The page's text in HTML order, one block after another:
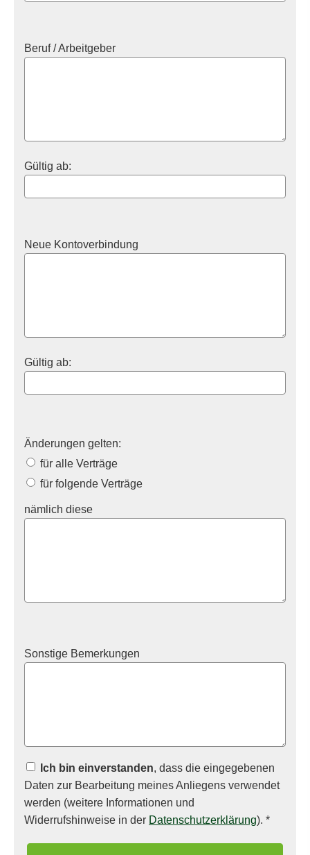
Beruf / Arbeitgeber
Gültig ab:
Neue Kontoverbindung
Gültig ab:
Änderungen gelten:
für alle Verträge
für folgende Verträge
nämlich diese
Sonstige Bemerkungen
Ich bin einverstanden, dass die eingegebenen
Daten zur Bearbeitung meines Anliegens verwendet
werden (weitere Informationen und
Widerrufshinweise in der Datenschutzerklärung). *